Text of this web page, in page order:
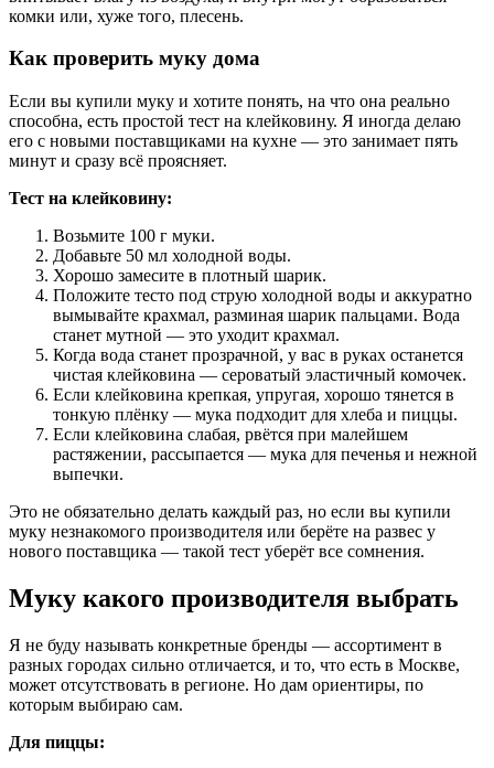
комки или, хуже того, плесень.
Как проверить муку дома
Если вы купили муку и хотите понять, на что она реально
способна, есть простой тест на клейковину. Я иногда делаю
его с новыми поставщиками на кухне — это занимает пять
минут и сразу всё проясняет.
Тест на клейковину:
Возьмите 100 г муки.
Добавьте 50 мл холодной воды.
Хорошо замесите в плотный шарик.
Положите тесто под струю холодной воды и аккуратно
вымывайте крахмал, разминая шарик пальцами. Вода
станет мутной — это уходит крахмал.
Когда вода станет прозрачной, у вас в руках останется
чистая клейковина — сероватый эластичный комочек.
Если клейковина крепкая, упругая, хорошо тянется в
тонкую плёнку — мука подходит для хлеба и пиццы.
Если клейковина слабая, рвётся при малейшем
растяжении, рассыпается — мука для печенья и нежной
выпечки.
Это не обязательно делать каждый раз, но если вы купили
муку незнакомого производителя или берёте на развес у
нового поставщика — такой тест уберёт все сомнения.
Муку какого производителя выбрать
Я не буду называть конкретные бренды — ассортимент в
разных городах сильно отличается, и то, что есть в Москве,
может отсутствовать в регионе. Но дам ориентиры, по
которым выбираю сам.
Для пиццы: